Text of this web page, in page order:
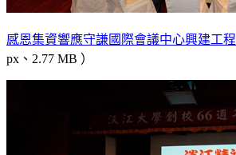
感恩集資響應守謙國際會議中心興建工程
px、2.77 MB ）